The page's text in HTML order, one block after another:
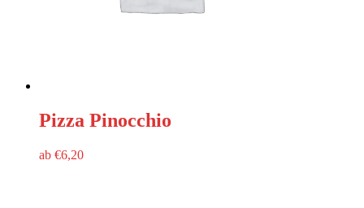
Pizza Pinocchio
ab €6,20